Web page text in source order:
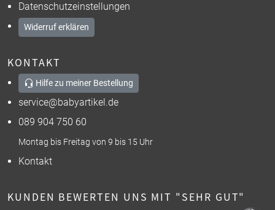
Datenschutzeinstellungen
Widerruf erklären
KONTAKT
Hilfe zu meiner Bestellung
service@babyartikel.de
089 904 750 60
Montag bis Freitag von 9 bis 15 Uhr
Kontakt
KUNDEN BEWERTEN UNS MIT "SEHR GUT"